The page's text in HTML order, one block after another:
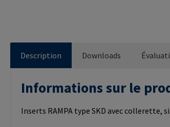
Description Downloads
Informations sur le
Inserts RAMPA type SKD avec collerette,